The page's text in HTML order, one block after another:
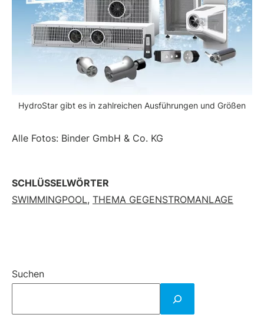
HydroStar gibt es in zahlreichen Ausführungen und Größen
Alle Fotos: Binder GmbH & Co. KG
SCHLÜSSELWÖRTER
SWIMMINGPOOL, THEMA GEGENSTROMANLAGE
Suchen